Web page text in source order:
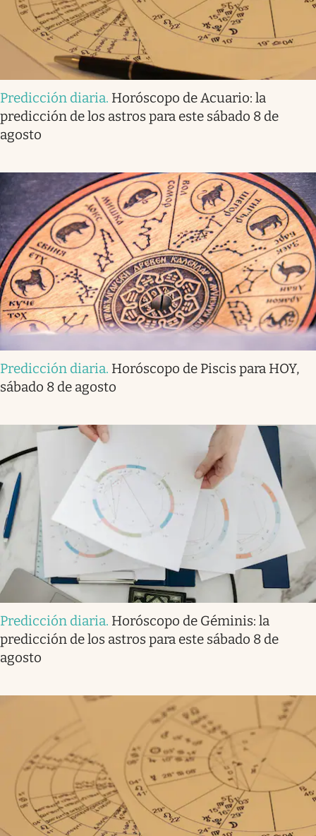
Predicción diaria. Horóscopo de Acuario: la
predicción de los astros para este sábado 8 de
agosto
Predicción diaria. Horóscopo de Piscis para HOY,
sábado 8 de agosto
Predicción diaria. Horóscopo de Géminis: la
predicción de los astros para este sábado 8 de
agosto